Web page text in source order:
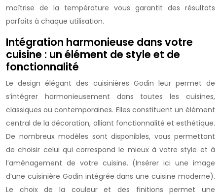
maîtrise de la température vous garantit des résultats
parfaits à chaque utilisation.
Intégration harmonieuse dans votre
cuisine : un élément de style et de
fonctionnalité
Le design élégant des cuisinières Godin leur permet de
s’intégrer harmonieusement dans toutes les cuisines,
classiques ou contemporaines. Elles constituent un élément
central de la décoration, alliant fonctionnalité et esthétique.
De nombreux modèles sont disponibles, vous permettant
de choisir celui qui correspond le mieux à votre style et à
l’aménagement de votre cuisine. (Insérer ici une image
d’une cuisinière Godin intégrée dans une cuisine moderne).
Le choix de la couleur et des finitions permet une